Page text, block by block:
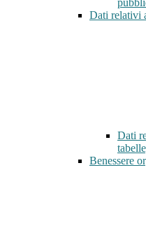
Dati relativi
Dati
Benessere